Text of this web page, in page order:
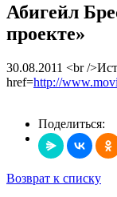
Абигейл
проекте»
30.08.2011 <br /
href=http://
Поделиться:
Возврат к списку